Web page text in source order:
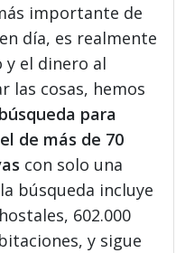
importante de
día, es realmente
el dinero al
las cosas, hemos
para
de más de 70
con solo una
búsqueda incluye
602.000
y sigue